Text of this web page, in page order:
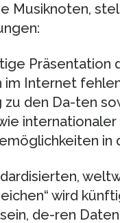
Musiknoten,
Präsentation
im Internet
zu den Da-ten
in
wird
de-ren